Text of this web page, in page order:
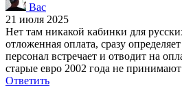
Вас
21 июля 2025
Нет там никакой кабинки для
отложенная оплата, сразу
персонал встречает и отводит на
старые евро 2002 года не принимают
Ответить